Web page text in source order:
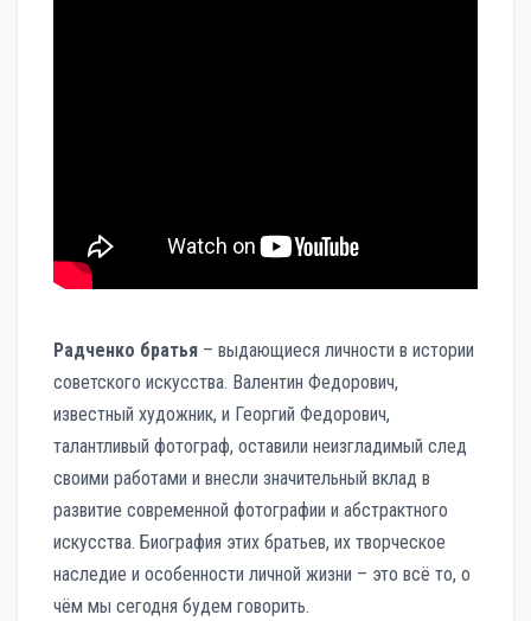
Радченко братья – выдающиеся личности в истории
советского искусства. Валентин Федорович,
известный художник, и Георгий Федорович,
талантливый фотограф, оставили неизгладимый след
своими работами и внесли значительный вклад в
развитие современной фотографии и абстрактного
искусства. Биография этих братьев, их творческое
наследие и особенности личной жизни – это всё то, о
чём мы сегодня будем говорить.